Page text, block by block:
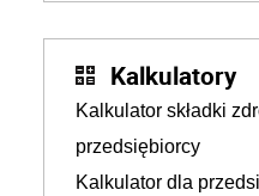
Kalkulatory
Kalkulator składki
przedsiębiorcy
Kalkulator dla